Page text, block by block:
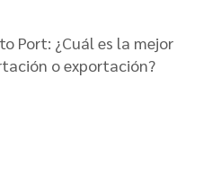
Port: ¿Cuál es la mejor
o exportación?